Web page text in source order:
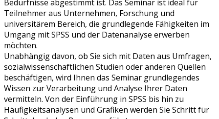
Bedürfnisse abgestimmt ist. Das Seminar ist ideal für
Teilnehmer aus Unternehmen, Forschung und
universitärem Bereich, die grundlegende Fähigkeiten im
Umgang mit SPSS und der Datenanalyse erwerben
möchten.
Unabhängig davon, ob Sie sich mit Daten aus Umfragen,
sozialwissenschaftlichen Studien oder anderen Quellen
beschäftigen, wird Ihnen das Seminar grundlegendes
Wissen zur Verarbeitung und Analyse Ihrer Daten
vermitteln. Von der Einführung in SPSS bis hin zu
Häufigkeitsanalysen und Grafiken werden Sie Schritt für